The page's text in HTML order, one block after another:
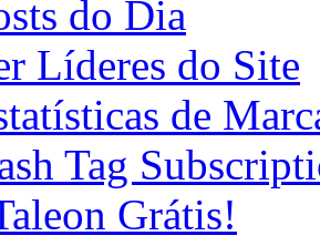
do Dia
Líderes do Site
de
Tag
Grátis!